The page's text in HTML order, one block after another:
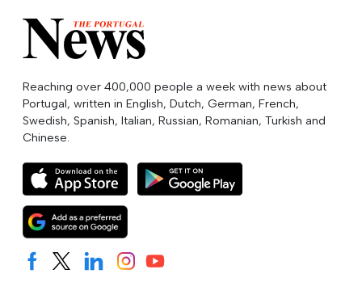
Reaching over 400,000 people a week with news about
Portugal, written in English, Dutch, German, French,
Swedish, Spanish, Italian, Russian, Romanian, Turkish and
Chinese.